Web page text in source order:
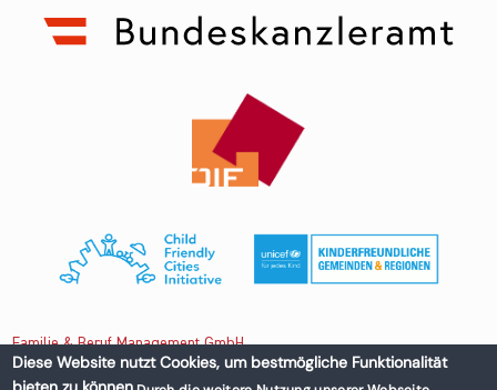
Familie & Beruf Management GmbH
Diese Website nutzt Cookies, um bestmögliche Funktionalität